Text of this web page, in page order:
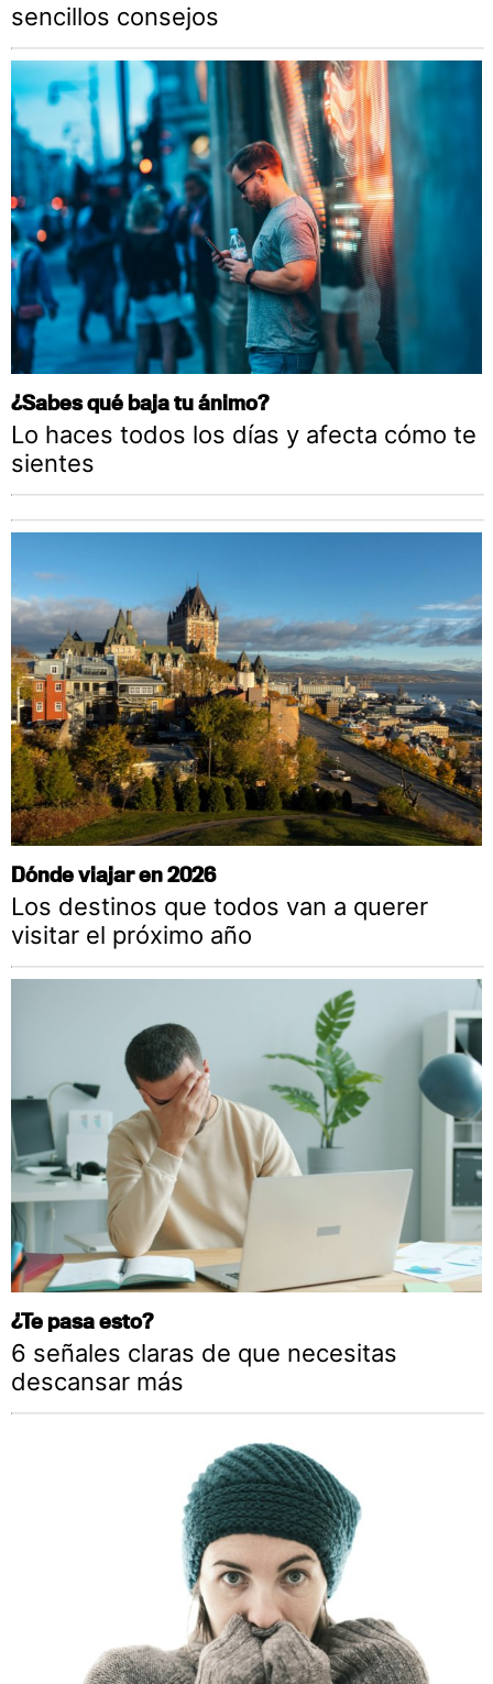
sencillos consejos
¿Sabes qué baja tu ánimo?
Lo haces todos los días y afecta cómo te
sientes
Dónde viajar en 2026
Los destinos que todos van a querer
visitar el próximo año
¿Te pasa esto?
6 señales claras de que necesitas
descansar más